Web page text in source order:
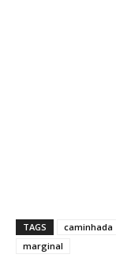
TAGS caminhada
marginal